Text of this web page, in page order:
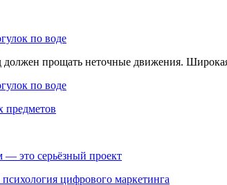
по воде
должен прощать неточные движения.
по воде
предметов
— это серьёзный проект
цифрового маркетинга